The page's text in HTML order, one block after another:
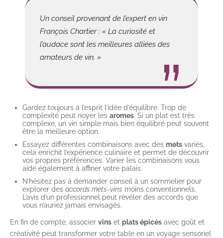
Un conseil provenant de l’expert en vin
François Chartier : « La curiosité et
l’audace sont les meilleures alliées des
amateurs de vin. »
Gardez toujours à l’esprit l’idée d’équilibre. Trop de
complexité peut noyer les aromes. Si un plat est très
complexe, un vin simple mais bien équilibré peut souvent
être la meilleure option.
Essayez différentes combinaisons avec des mets variés,
cela enrichit l’expérience culinaire et permet de découvrir
vos propres préférences. Varier les combinaisons vous
aide également à affiner votre palais.
N’hésitez pas à demander conseil à un sommelier pour
explorer des accords mets-vins moins conventionnels.
L’avis d’un professionnel peut révéler des accords que
vous n’auriez jamais envisagés.
En fin de compte, associer vins et plats épicés avec goût et
créativité peut transformer votre table en un voyage sensoriel